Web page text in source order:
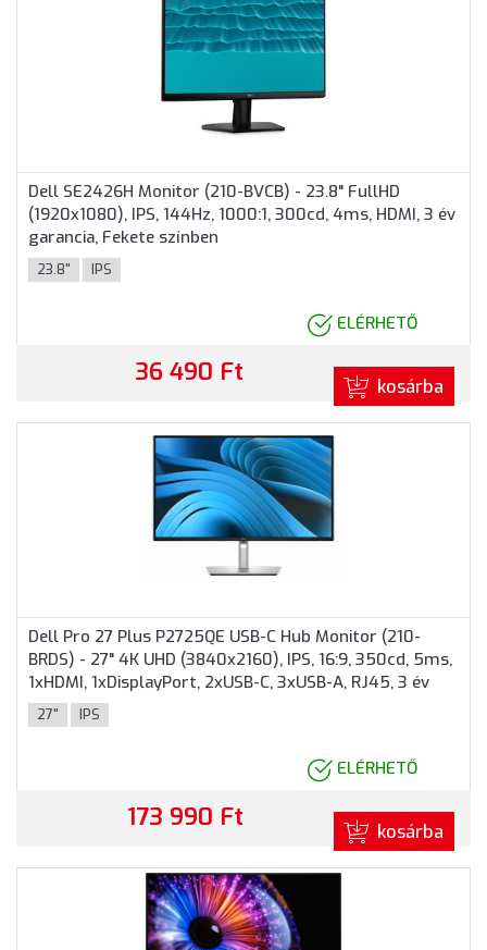
Dell SE2426H Monitor (210-BVCB) - 23.8" FullHD
(1920x1080), IPS, 144Hz, 1000:1, 300cd, 4ms, HDMI, 3 év
garancia, Fekete színben
23.8" IPS
ELÉRHETŐ
36 490 Ft kosárba
Dell Pro 27 Plus P2725QE USB-C Hub Monitor (210-
BRDS) - 27" 4K UHD (3840x2160), IPS, 16:9, 350cd, 5ms,
1xHDMI, 1xDisplayPort, 2xUSB-C, 3xUSB-A, RJ45, 3 év
garancia, Fekete-ezüst színben
27" IPS
ELÉRHETŐ
173 990 Ft kosárba